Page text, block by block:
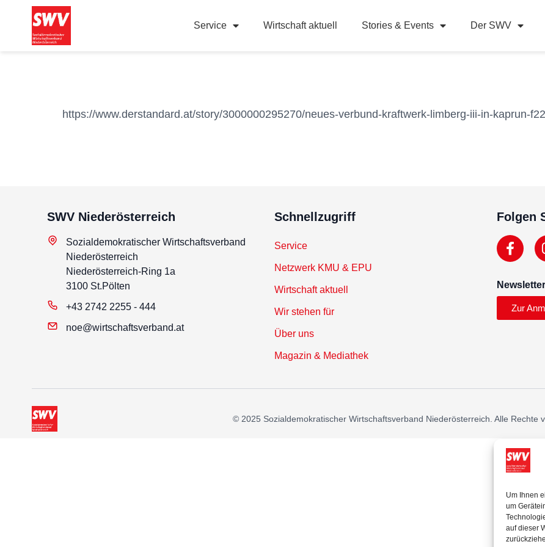
Um Ihnen
um
auf dieser
Service Wirtschaft aktuell Stories & Events Der SWV
https://www.derstandard.at/story/3000000295270/neues-verbund-kraftwerk-limberg-iii-in-kaprun-
SWV Niederösterreich
Sozialdemokratischer Wirtschaftsverband
Niederösterreich
Niederösterreich-Ring 1a
3100 St.Pölten
+43 2742 2255 - 444
noe@wirtschaftsverband.at
Schnellzugriff
Service
Netzwerk KMU & EPU
Wirtschaft aktuell
Wir stehen für
Über uns
Magazin & Mediathek
Folgen
Zur
© 2025 Sozialdemokratischer Wirtschaftsverband Niederösterreich. Alle Rechte